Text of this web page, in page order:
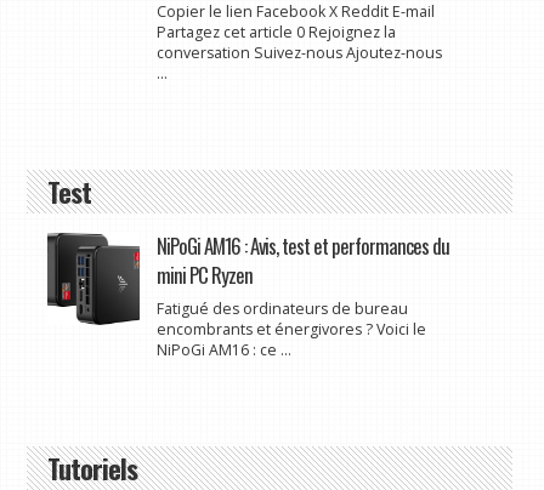
Copier le lien Facebook X Reddit E-mail
Partagez cet article 0 Rejoignez la
conversation Suivez-nous Ajoutez-nous
...
Test
NiPoGi AM16 : Avis, test et performances du
mini PC Ryzen
Fatigué des ordinateurs de bureau
encombrants et énergivores ? Voici le
NiPoGi AM16 : ce ...
Tutoriels